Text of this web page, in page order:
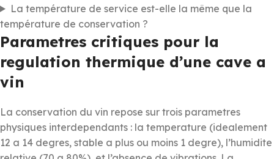
La température de service est-elle la même que la
température de conservation ?
Parametres critiques pour la
regulation thermique d’une cave a
vin
La conservation du vin repose sur trois parametres
physiques interdependants : la temperature (idealement
12 a 14 degres, stable a plus ou moins 1 degre), l’humidite